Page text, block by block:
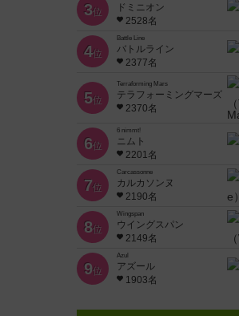
3位
ドミニオン
2528名
4位
Battle Line
バトルライン
2377名
5位
Terraforming Mars
テラフォーミングマーズ
2370名
6位
6 nimmt!
ニムト
2201名
7位
Carcassonne
カルカソンヌ
2190名
8位
Wingspan
ウイングスパン
2149名
9位
Azul
アズール
1903名